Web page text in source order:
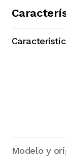
Modelo y